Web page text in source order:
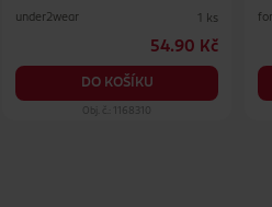
under2wear 1 ks
54.90 Kč
DO KOŠÍKU
Obj. č.: 1168310